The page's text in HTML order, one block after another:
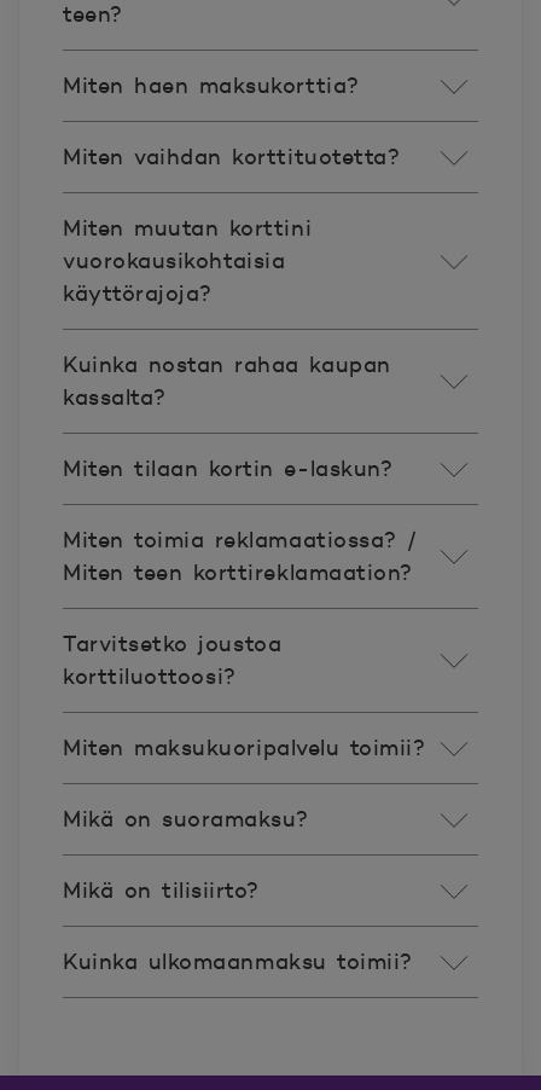
teen?
Miten haen maksukorttia?
Miten vaihdan korttituotetta?
Miten muutan korttini
vuorokausikohtaisia
käyttörajoja?
Kuinka nostan rahaa kaupan
kassalta?
Miten tilaan kortin e-laskun?
Miten toimia reklamaatiossa? /
Miten teen korttireklamaation?
Tarvitsetko joustoa
korttiluottoosi?
Miten maksukuoripalvelu toimii?
Mikä on suoramaksu?
Mikä on tilisiirto?
Kuinka ulkomaanmaksu toimii?